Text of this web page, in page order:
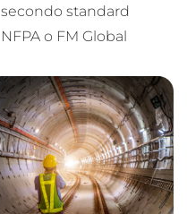
secondo standard
NFPA o FM Global